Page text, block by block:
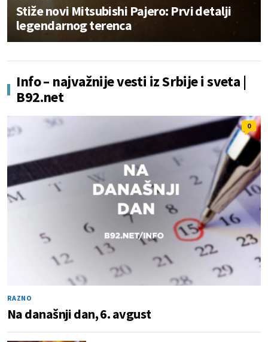
Stiže novi Mitsubishi Pajero: Prvi detalji
legendarnog terenca
Info – najvažnije vesti iz Srbije i sveta |
B92.net
0
RAZNO
Na današnji dan, 6. avgust